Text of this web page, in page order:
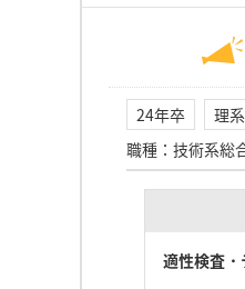
24年卒 理系
職種 ： 技術系総
適性検査